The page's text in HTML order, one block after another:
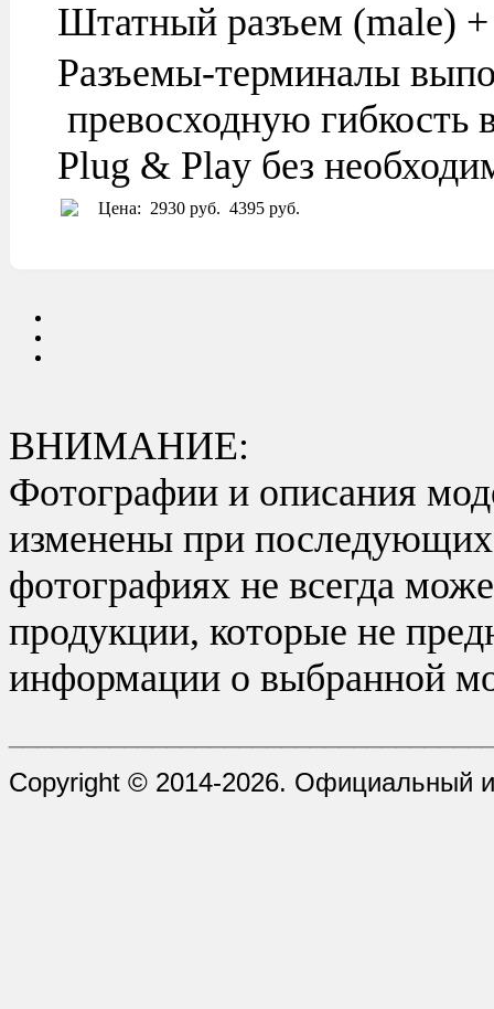
Штатный разъем (male)
Разъемы-терминалы
превосходную гибкость
Plug & Play без
Цена: 2930 руб. 4395 руб.
ВНИМАНИЕ:
Фотографии и описания
изменены при последующих
фотографиях не всегда
продукции, которые не
информации о выбранной
Copyright © 2014-2026. Официальный